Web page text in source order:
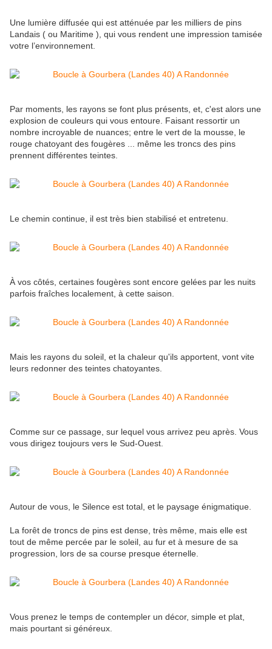
Une lumière diffusée qui est atténuée par les milliers de pins
Landais ( ou Maritime ), qui vous rendent une impression tamisée
votre l’environnement.
Par moments, les rayons se font plus présents, et, c'est alors une
explosion de couleurs qui vous entoure. Faisant ressortir un
nombre incroyable de nuances; entre le vert de la mousse, le
rouge chatoyant des fougères ... même les troncs des pins
prennent différentes teintes.
Le chemin continue, il est très bien stabilisé et entretenu.
À vos côtés, certaines fougères sont encore gelées par les nuits
parfois fraîches localement, à cette saison.
Mais les rayons du soleil, et la chaleur qu'ils apportent, vont vite
leurs redonner des teintes chatoyantes.
Comme sur ce passage, sur lequel vous arrivez peu après. Vous
vous dirigez toujours vers le Sud-Ouest.
Autour de vous, le Silence est total, et le paysage énigmatique.
La forêt de troncs de pins est dense, très même, mais elle est
tout de même percée par le soleil, au fur et à mesure de sa
progression, lors de sa course presque éternelle.
Vous prenez le temps de contempler un décor, simple et plat,
mais pourtant si généreux.